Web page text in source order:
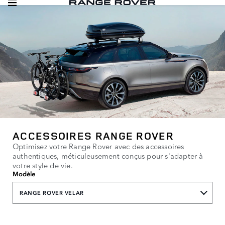
ACCESSOIRES RANGE ROVER
Optimisez votre Range Rover avec des accessoires
authentiques, méticuleusement conçus pour s'adapter à
votre style de vie.
Modèle
RANGE ROVER VELAR